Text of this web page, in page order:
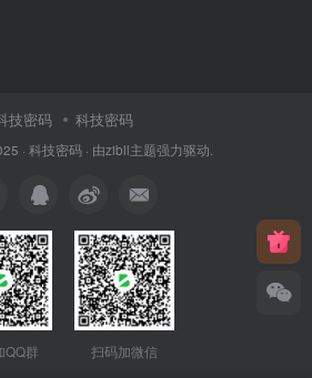
技密码 科技密码
· 科技密码 · 由zibll主题强力驱动.
QQ群 扫码加微信